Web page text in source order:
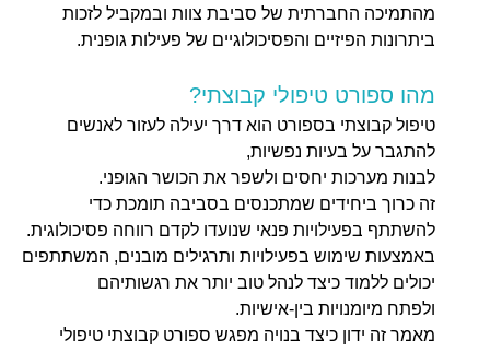
מהתמיכה החברתית של סביבת צוות ובמקביל לזכות
ביתרונות הפיזיים והפסיכולוגיים של פעילות גופנית.
מהו ספורט טיפולי קבוצתי?
טיפול קבוצתי בספורט הוא דרך יעילה לעזור לאנשים
להתגבר על בעיות נפשיות,
לבנות מערכות יחסים ולשפר את הכושר הגופני.
זה כרוך ביחידים שמתכנסים בסביבה תומכת כדי
להשתתף בפעילויות פנאי שנועדו לקדם רווחה פסיכולוגית.
באמצעות שימוש בפעילויות ותרגילים מובנים, המשתתפים
יכולים ללמוד כיצד לנהל טוב יותר את רגשותיהם
ולפתח מיומנויות בין-אישיות.
מאמר זה ידון כיצד בנויה מפגש ספורט קבוצתי טיפולי